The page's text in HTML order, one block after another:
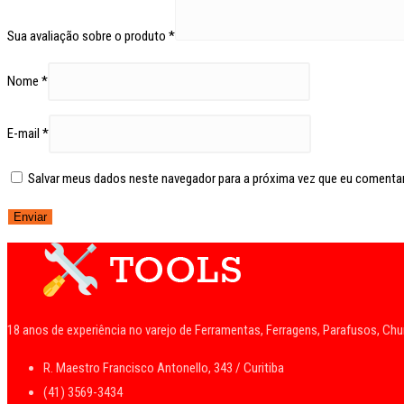
Sua avaliação sobre o produto *
Nome *
E-mail *
Salvar meus dados neste navegador para a próxima vez que eu
18 anos de experiência no varejo de Ferramentas, Ferragens, Parafusos,
R. Maestro Francisco Antonello, 343 / Curitiba
(41) 3569-3434